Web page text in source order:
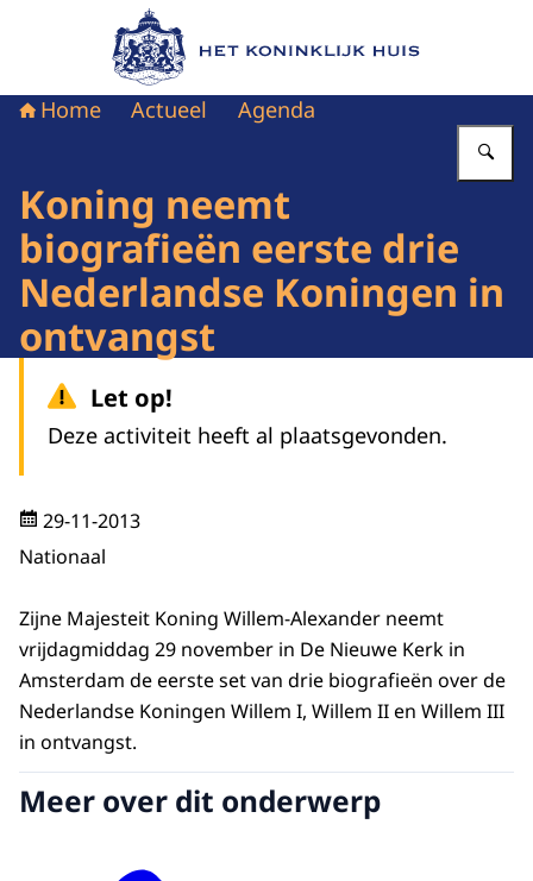
Naar de homepage van Het Koninklijk Huis
Home Actueel Agenda
Koning neemt
biografieën eerste drie
Nederlandse Koningen in
ontvangst
Let op!
Deze activiteit heeft al plaatsgevonden.
29-11-2013
Nationaal
Zijne Majesteit Koning Willem-Alexander neemt
vrijdagmiddag 29 november in De Nieuwe Kerk in
Amsterdam de eerste set van drie biografieën over de
Nederlandse Koningen Willem I, Willem II en Willem III
in ontvangst.
Meer over dit onderwerp